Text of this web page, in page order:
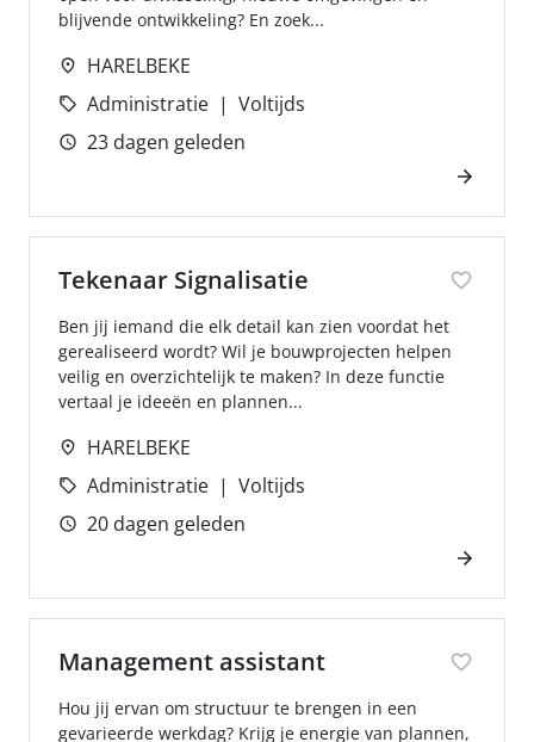
blijvende ontwikkeling? En zoek...
HARELBEKE
Administratie
Voltijds
23 dagen geleden
Tekenaar Signalisatie
Ben jij iemand die elk detail kan zien voordat het
gerealiseerd wordt? Wil je bouwprojecten helpen
veilig en overzichtelijk te maken? In deze functie
vertaal je ideeën en plannen...
HARELBEKE
Administratie
Voltijds
20 dagen geleden
Management assistant
Hou jij ervan om structuur te brengen in een
gevarieerde werkdag? Krijg je energie van plannen,